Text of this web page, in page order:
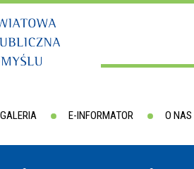
GALERIA E-INFORMATOR O NAS